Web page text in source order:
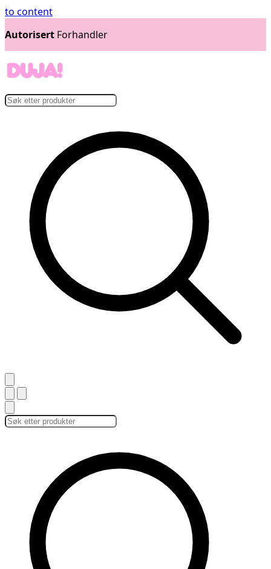
to content
14 dagerÅpent Kjøp